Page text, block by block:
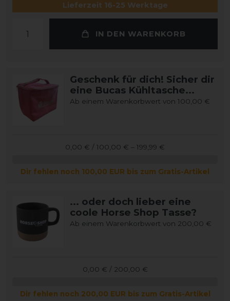
Lieferzeit 16-25 Werktage
IN DEN WARENKORB
Geschenk für dich! Sicher dir
eine Bucas Kühltasche...
Ab einem Warenkorbwert von 100,00 €
0,00 € / 100,00 € – 199,99 €
Dir fehlen noch 100,00 EUR bis zum Gratis-Artikel
... oder doch lieber eine
coole Horse Shop Tasse?
Ab einem Warenkorbwert von 200,00 €
0,00 € / 200,00 €
Dir fehlen noch 200,00 EUR bis zum Gratis-Artikel